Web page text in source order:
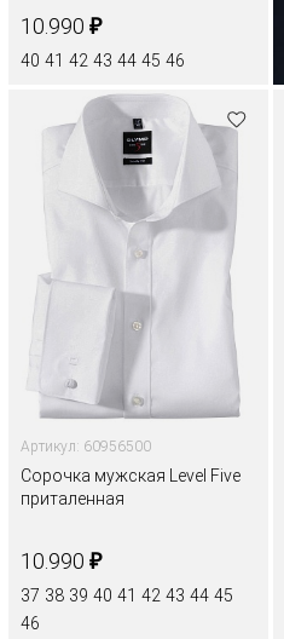
10.990 ₽
40 41 42 43 44 45 46
Артикул: 60956500
Сорочка мужская Level Five
приталенная
10.990 ₽
37 38 39 40 41 42 43 44 45
46